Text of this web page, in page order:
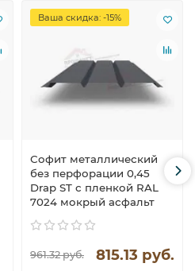
Ваша скидка: -15%
Софит металлический
без перфорации 0,45
Drap ST с пленкой RAL
7024 мокрый асфальт
961.32 руб. 815.13 руб.